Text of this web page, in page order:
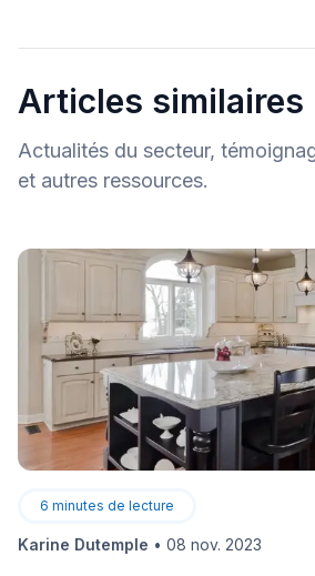
Articles similaires
Actualités du secteur,
et autres ressources.
6 minutes de lecture
Karine Dutemple • 08 nov. 2023